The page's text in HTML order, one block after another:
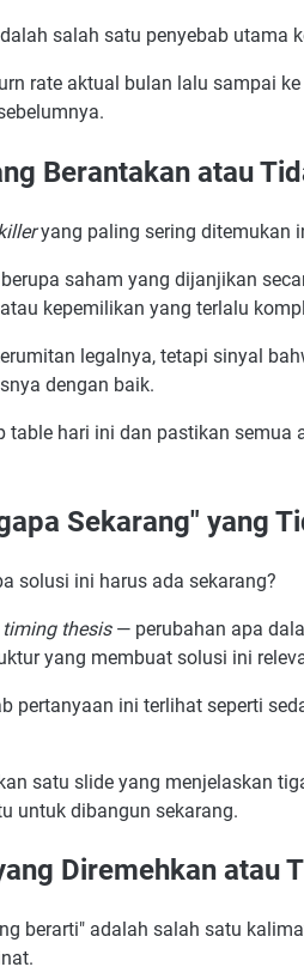
salah satu penyebab utama
rate aktual bulan lalu sampai
Berantakan atau
yang paling sering ditemukan
saham yang dijanjikan
kepemilikan yang terlalu
legalnya, tetapi sinyal
dengan baik.
table hari ini dan pastikan semua
Sekarang" yang
solusi ini harus ada sekarang?
timing thesis— perubahan apa
yang membuat solusi ini
pertanyaan ini terlihat seperti
satu slide yang menjelaskan
untuk dibangun sekarang.
Diremehkan atau
berarti" adalah salah satu